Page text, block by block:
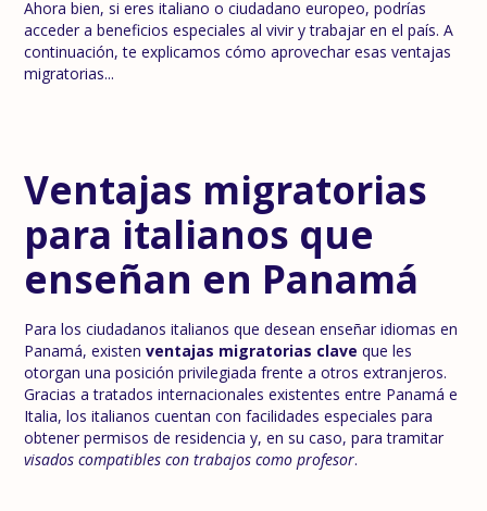
Ahora bien, si eres italiano o ciudadano europeo, podrías
acceder a beneficios especiales al vivir y trabajar en el país. A
continuación, te explicamos cómo aprovechar esas ventajas
migratorias...
Ventajas migratorias
para italianos que
enseñan en Panamá
Para los ciudadanos italianos que desean enseñar idiomas en
Panamá, existenventajas migratorias clave que les
otorgan una posición privilegiada frente a otros extranjeros.
Gracias a tratados internacionales existentes entre Panamá e
Italia, los italianos cuentan con facilidades especiales para
obtener permisos de residencia y, en su caso, para tramitar
visados compatibles con trabajos como profesor.